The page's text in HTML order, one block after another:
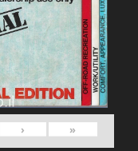
«
‹